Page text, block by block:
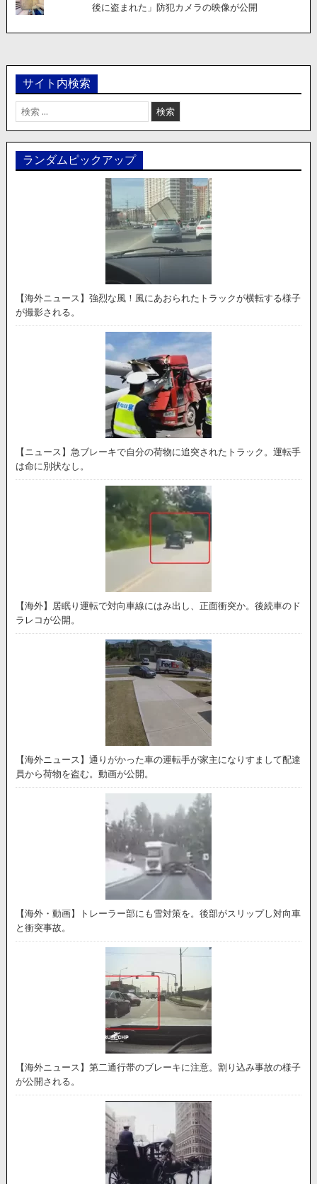
後に盗まれた」防犯カメラの映像が公開
サイト内検索
検
索:
ランダムピックアップ
【海外ニュース】強烈な風！風にあおられたトラックが横転する様子
が撮影される。
【ニュース】急ブレーキで自分の荷物に追突されたトラック。運転手
は命に別状なし。
【海外】居眠り運転で対向車線にはみ出し、正面衝突か。後続車のド
ラレコが公開。
【海外ニュース】通りがかった車の運転手が家主になりすまして配達
員から荷物を盗む。動画が公開。
【海外・動画】トレーラー部にも雪対策を。後部がスリップし対向車
と衝突事故。
【海外ニュース】第二通行帯のブレーキに注意。割り込み事故の様子
が公開される。